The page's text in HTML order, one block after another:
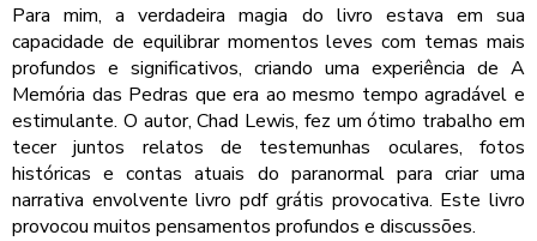
Para mim, a verdadeira magia do livro estava em sua
capacidade de equilibrar momentos leves com temas mais
profundos e significativos, criando uma experiência de A
Memória das Pedras que era ao mesmo tempo agradável e
estimulante. O autor, Chad Lewis, fez um ótimo trabalho em
tecer juntos relatos de testemunhas oculares, fotos
históricas e contas atuais do paranormal para criar uma
narrativa envolvente livro pdf grátis provocativa. Este livro
provocou muitos pensamentos profundos e discussões.